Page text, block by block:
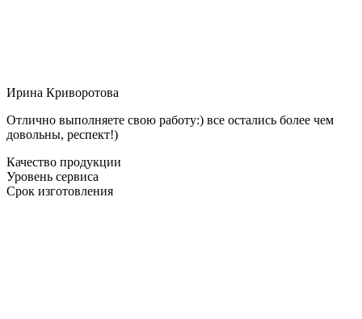
Ирина Криворотова
Отлично выполняете свою работу:) все остались более чем
довольны, респект!)
Качество продукции
Уровень сервиса
Срок изготовления